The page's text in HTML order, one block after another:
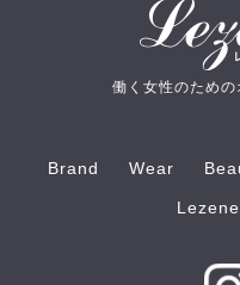
働く女性のための
Brand Wear